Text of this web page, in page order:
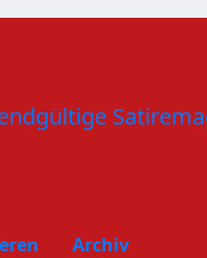
Archiv